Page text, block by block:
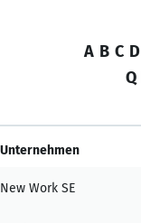
A B C D
Q
Unternehmen
New Work SE